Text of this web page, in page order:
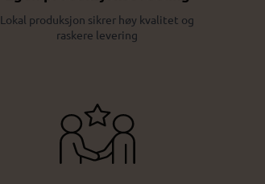
Lokal produksjon sikrer høy kvalitet og
raskere levering